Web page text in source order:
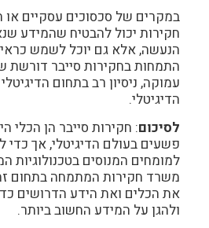
במקרים של סכסוכים עסקיים
חקירות יכול להבטיח שהמידע
הנעשה, אלא גם יוכל לשמש
התמחות בחקירות סייבר דורשת
עמוקה, ניסיון רב בתחום
הדיגיטלי.
לסיכום: חקירות סייבר הן הכלי
פשעים בעולם הדיגיטלי, אך כדי
למומחים המנוסים בטכנולוגיות
משרד חקירות המתמחה בתחום
את הכלים ואת הידע הדרושים
ולהגן על המידע החשוב ביותר.